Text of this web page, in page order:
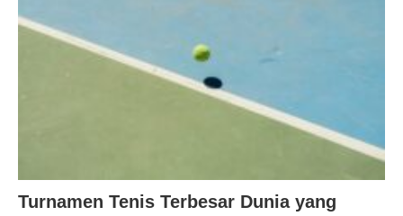
Turnamen Tenis Terbesar Dunia yang